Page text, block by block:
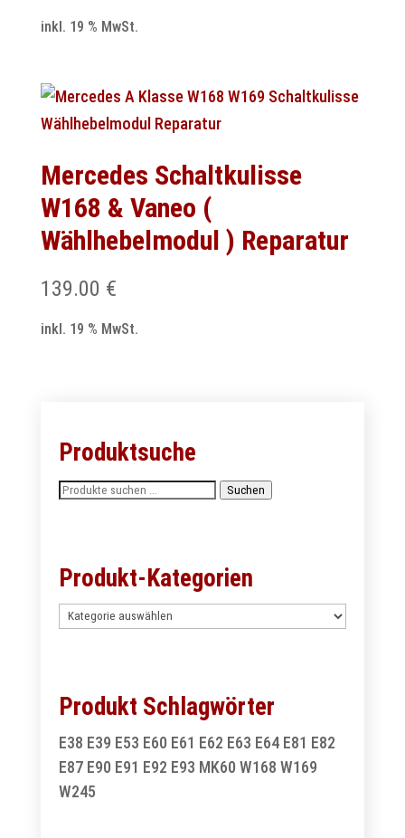
inkl. 19 % MwSt.
Mercedes Schaltkulisse
W168 & Vaneo (
Wählhebelmodul ) Reparatur
139.00 €
inkl. 19 % MwSt.
Produktsuche
Suchen
Suchen
Produkt-Kategorien
Produkt Schlagwörter
E38 E39 E53 E60 E61 E62 E63 E64 E81 E82
E87 E90 E91 E92 E93 MK60 W168 W169
W245